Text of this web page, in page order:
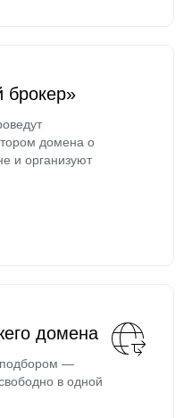
брокер»
домена о
и организуют
домена
подбором —
в одной